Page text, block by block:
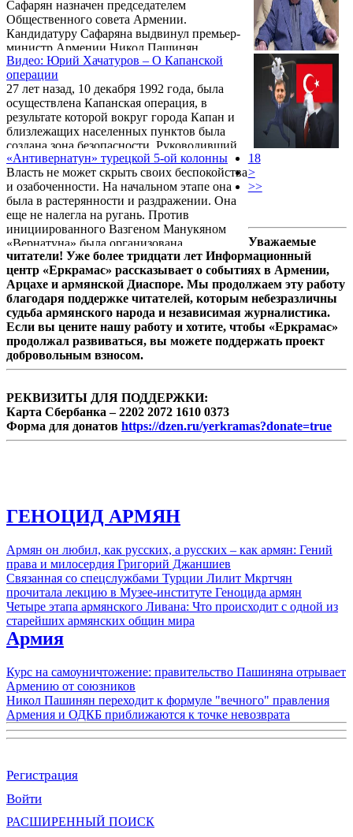
Сафарян назначен председателем
Общественного совета Армении.
Кандидатуру Сафаряна выдвинул премьер-
министр Армении Никол Пашинян.
Видео: Юрий Хачатуров – О Капанской
операции
27 лет назад, 10 декабря 1992 года, была
осуществлена Капанская операция, в
результате которой вокруг города Капан и
близлежащих населенных пунктов была
создана зона безопасности. Руководивший
Капанской операцией генерал-полковник
Юрий Хачатуров рассказал о целях, ходе
операции и участвовавших в ней героях. .
«Антивернатун» турецкой 5-ой колонны
Власть не может скрыть своих беспокойства
и озабоченности. На начальном этапе она
была в растерянности и раздражении. Она
еще не налегла на ругань. Против
инициированного Вазгеном Манукяном
«Вернатуна» была организована
широкомасштабная фейковая атака. .
18
>
>>
Уважаемые
читатели! Уже более тридцати лет Информационный
центр «Еркрамас» рассказывает о событиях в Армении,
Арцахе и армянской Диаспоре. Мы продолжаем эту работу
благодаря поддержке читателей, которым небезразличны
судьба армянского народа и независимая журналистика.
Если вы цените нашу работу и хотите, чтобы «Еркрамас»
продолжал развиваться, вы можете поддержать проект
добровольным взносом.
РЕКВИЗИТЫ ДЛЯ ПОДДЕРЖКИ:
Карта Сбербанка – 2202 2072 1610 0373
Форма для донатов https://dzen.ru/yerkramas?donate=true
ГЕНОЦИД АРМЯН
Армян он любил, как русских, а русских – как армян: Гений
права и милосердия Григорий Джаншиев
Связанная со спецслужбами Турции Лилит Мкртчян
прочитала лекцию в Музее-институте Геноцида армян
Четыре этапа армянского Ливана: Что происходит с одной из
старейших армянских общин мира
Армия
Курс на самоуничтожение: правительство Пашиняна отрывает
Армению от союзников
Никол Пашинян переходит к формуле "вечного" правления
Армения и ОДКБ приближаются к точке невозврата
Регистрация
Войти
РАСШИРЕННЫЙ ПОИСК